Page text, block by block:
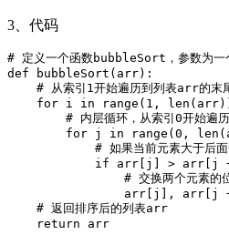
3、代码
# 定义一个函数bubbleSort，参数为
def bubbleSort(arr):
# 从索引1开始遍历到列表arr的末
for i in range(1,
# 内层循环，从索引0开始遍
for j in range(0,
# 如果当前元素大于后面一
if arr[j] > arr[j +
# 交换两个元素的位
arr[j], arr[j + 1] =
# 返回排序后的列表arr
return arr